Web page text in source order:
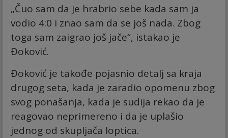
„Čuo sam da je hrabrio sebe kada sam ja
vodio 4:0 i znao sam da se još nada. Zbog
toga sam zaigrao još jače“, istakao je
Đoković.
Đoković je takođe pojasnio detalj sa kraja
drugog seta, kada je zaradio opomenu zbog
svog ponašanja, kada je sudija rekao da je
reagovao neprimereno i da je uplašio
jednog od skupljača loptica.